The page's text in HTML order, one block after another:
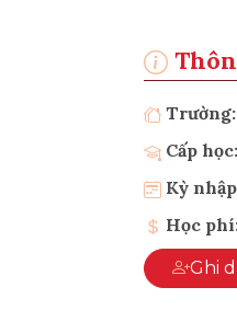
Trường:
Cấp học:
Kỳ
Học